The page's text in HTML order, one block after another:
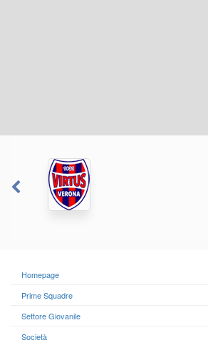
Homepage
Prime Squadre
Settore Giovanile
Società